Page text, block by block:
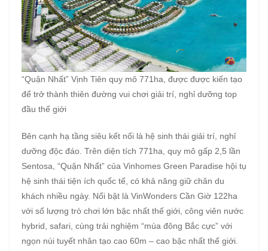
“Quận Nhất” Vịnh Tiên quy mô 771ha, được được kiến tạo
để trở thành thiên đường vui chơi giải trí, nghỉ dưỡng top
đầu thế giới
Bên cạnh hạ tầng siêu kết nối là hệ sinh thái giải trí, nghỉ
dưỡng độc đáo. Trên diện tích 771ha, quy mô gấp 2,5 lần
Sentosa, “Quận Nhất” của Vinhomes Green Paradise hội tụ
hệ sinh thái tiện ích quốc tế, có khả năng giữ chân du
khách nhiều ngày. Nổi bật là VinWonders Cần Giờ 122ha
với số lượng trò chơi lớn bậc nhất thế giới, công viên nước
hybrid, safari, cùng trải nghiệm “mùa đông Bắc cực” với
ngọn núi tuyết nhân tạo cao 60m – cao bậc nhất thế giới.